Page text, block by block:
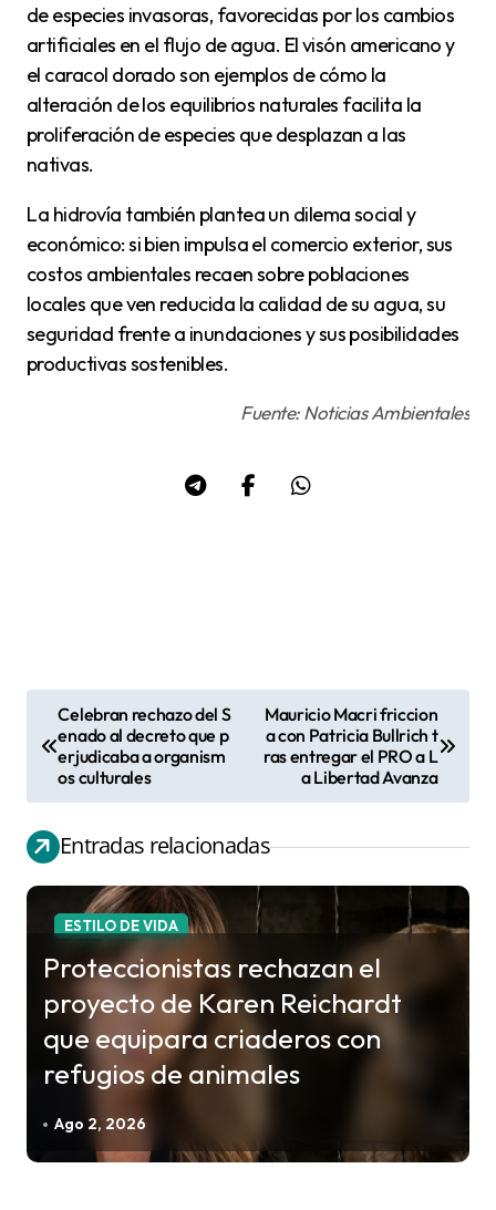
de especies invasoras, favorecidas por los cambios
artificiales en el flujo de agua. El visón americano y
el caracol dorado son ejemplos de cómo la
alteración de los equilibrios naturales facilita la
proliferación de especies que desplazan a las
nativas.
La hidrovía también plantea un dilema social y
económico: si bien impulsa el comercio exterior, sus
costos ambientales recaen sobre poblaciones
locales que ven reducida la calidad de su agua, su
seguridad frente a inundaciones y sus posibilidades
productivas sostenibles.
Fuente: Noticias Ambientales
v
e
g
a
n
Celebran rechazo del S
enado al decreto que p
erjudicaba a organism
os culturales
Mauricio Macri friccion
a con Patricia Bullrich t
ras entregar el PRO a L
a Libertad Avanza
Entradas relacionadas
ESTILO DE VIDA
Proteccionistas rechazan el
proyecto de Karen Reichardt
que equipara criaderos con
refugios de animales
Ago 2, 2026